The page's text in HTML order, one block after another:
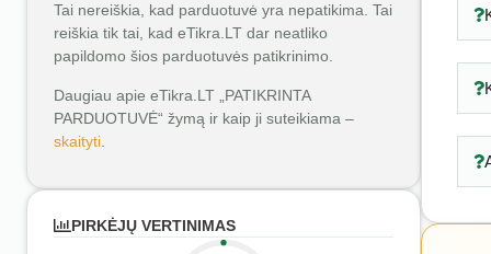
Tai nereiškia, kad parduotuvė yra nepatikima. Tai
reiškia tik tai, kad eTikra.LT dar neatliko
papildomo šios parduotuvės patikrinimo.
Daugiau apie eTikra.LT „PATIKRINTA
PARDUOTUVĖ“ žymą ir kaip ji suteikiama –
skaityti
PIRKĖJŲ VERTINIMAS